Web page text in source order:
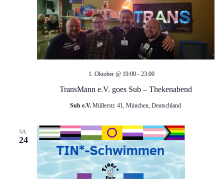
t
e
n
,
N
a
v
TransMann e.V. goes Sub – Thekenabend
1. Oktober @ 19:00- 23:00
e.V.
Sub
Thekenabend
Sub e.V. Müllerstr. 41, München, Deutschland
SA.
24